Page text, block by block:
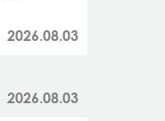
2026.08.03
2026.08.03